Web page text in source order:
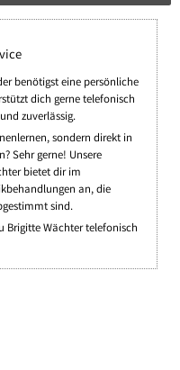
benötigst eine persönliche
dich gerne telefonisch
zuverlässig.
sondern direkt in
Sehr gerne! Unsere
bietet dir im
an, die
sind.
Brigitte Wächter telefonisch